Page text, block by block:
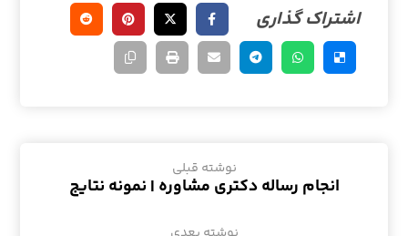
نوشته قبلی
انجام رساله دکتری مشاوره | نمونه نتایج